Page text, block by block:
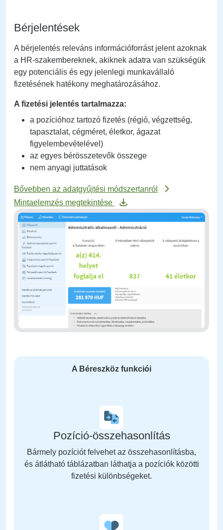
Bérjelentések
A bérjelentés releváns információforrást jelent azoknak
a HR-szakembereknek, akiknek adatra van szükségük
egy potenciális és egy jelenlegi munkavállaló
fizetésének hatékony meghatározásához.
A fizetési jelentés tartalmazza:
a pozícióhoz tartozó fizetés (régió, végzettség,
tapasztalat, cégméret, életkor, ágazat
figyelembevételével)
az egyes bérösszetevők összege
nem anyagi juttatások
Bővebben az adatgyűjtési módszertanról
Mintaelemzés megtekintése
A Béreszköz funkciói
Pozíció-összehasonlítás
Bármely pozíciót felvehet az összehasonlításba,
és átlátható táblázatban láthatja a pozíciók közötti
fizetési különbségeket.